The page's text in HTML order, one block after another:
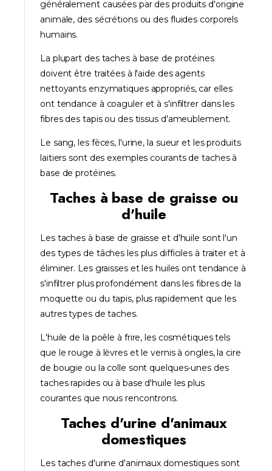
généralement causées par des produits d'origine
animale, des sécrétions ou des fluides corporels
humains.
La plupart des taches à base de protéines
doivent être traitées à l'aide des agents
nettoyants enzymatiques appropriés, car elles
ont tendance à coaguler et à s'infiltrer dans les
fibres des tapis ou des tissus d'ameublement.
Le sang, les fèces, l'urine, la sueur et les produits
laitiers sont des exemples courants de taches à
base de protéines.
Taches à base de graisse ou
d'huile
Les taches à base de graisse et d'huile sont l'un
des types de tâches les plus difficiles à traiter et à
éliminer. Les graisses et les huiles ont tendance à
s'infiltrer plus profondément dans les fibres de la
moquette ou du tapis, plus rapidement que les
autres types de taches.
L'huile de la poêle à frire, les cosmétiques tels
que le rouge à lèvres et le vernis à ongles, la cire
de bougie ou la colle sont quelques-unes des
taches rapides ou à base d'huile les plus
courantes que nous rencontrons.
Taches d'urine d'animaux
domestiques
Les taches d'urine d'animaux domestiques sont